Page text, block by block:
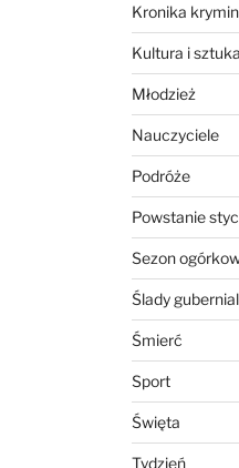
Kronika
Kultura i
Młodzież
Nauczyciele
Podróże
Powstanie
Sezon
Ślady
Śmierć
Sport
Święta
Tydzień